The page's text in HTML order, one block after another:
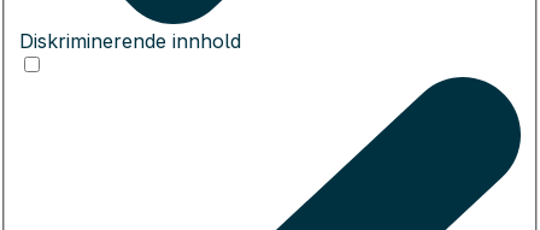
Diskriminerende innhold